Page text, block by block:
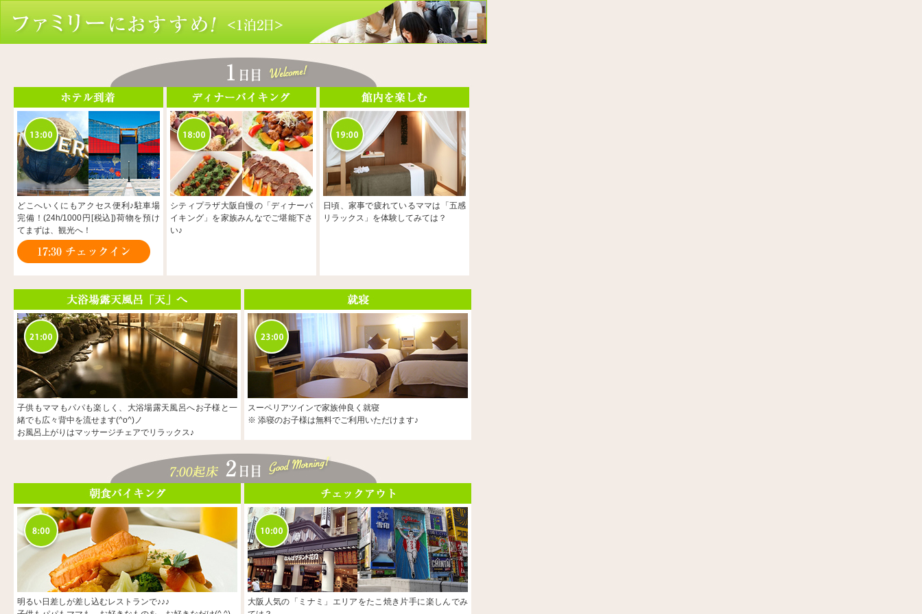
どこへいくにもアクセス便利♪駐車場
完備！(24h/1000円[税込])荷物を預け
てまずは、観光へ！
シティプラザ大阪自慢の「ディナーバ
イキング」を家族みんなでご堪能下さ
い♪
日頃、家事で疲れているママは「五感
リラックス」を体験してみては？
子供もママもパパも楽しく、大浴場露天風呂へお子様と一
緒でも広々背中を流せます(^o^)ノ
お風呂上がりはマッサージチェアでリラックス♪
スーペリアツインで家族仲良く就寝
※ 添寝のお子様は無料でご利用いただけます♪
明るい日差しが差し込むレストランで♪♪♪
大阪人気の「ミナミ」エリアをたこ焼き片手に楽しんでみ